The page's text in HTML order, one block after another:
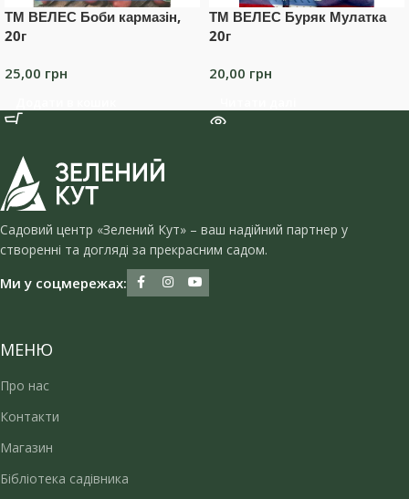
ТМ ВЕЛЕС Боби кармазін,
20г
25,00 грн
ТМ ВЕЛЕС Буряк Мулатка
20г
20,00 грн
Садовий центр «Зелений Кут» – ваш надійний партнер у
створенні та догляді за прекрасним садом.
Ми у соцмережах:
МЕНЮ
Про нас
Контакти
Магазин
Бібліотека садівника